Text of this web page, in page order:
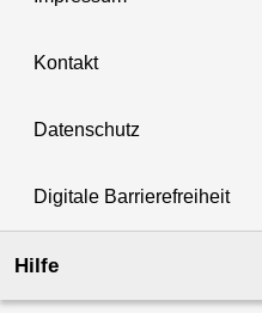
Kontakt
Datenschutz
Digitale Barrierefreiheit
Hilfe